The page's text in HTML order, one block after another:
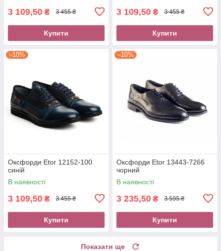
3 109,50 ₴ 3 455 ₴
Купити
3 109,50 ₴ 3 455 ₴
Купити
–10%
Оксфорди Etor 12152-100
синій
В наявності
3 109,50 ₴ 3 455 ₴
Купити
–10%
Оксфорди Etor 13443-7266
чорний
В наявності
3 235,50 ₴ 3 595 ₴
Купити
Показати ще